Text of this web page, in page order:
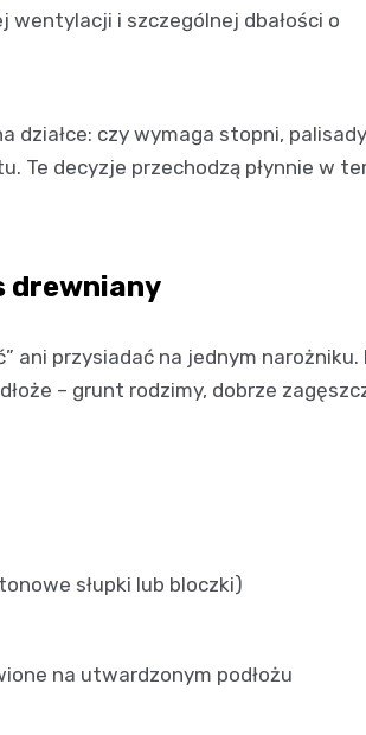
wentylacji i szczególnej dbałości o
działce: czy wymaga stopni,
Te decyzje przechodzą płynnie w
drewniany
ani przysiadać na jednym
– grunt rodzimy, dobrze
słupki lub bloczki)
na utwardzonym podłożu